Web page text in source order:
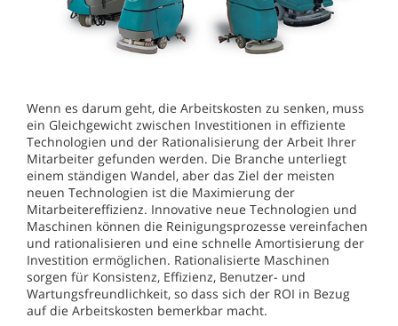
Wenn es darum geht, die Arbeitskosten zu senken, muss
ein Gleichgewicht zwischen Investitionen in effiziente
Technologien und der Rationalisierung der Arbeit Ihrer
Mitarbeiter gefunden werden. Die Branche unterliegt
einem ständigen Wandel, aber das Ziel der meisten
neuen Technologien ist die Maximierung der
Mitarbeitereffizienz. Innovative neue Technologien und
Maschinen können die Reinigungsprozesse vereinfachen
und rationalisieren und eine schnelle Amortisierung der
Investition ermöglichen. Rationalisierte Maschinen
sorgen für Konsistenz, Effizienz, Benutzer- und
Wartungsfreundlichkeit, so dass sich der ROI in Bezug
auf die Arbeitskosten bemerkbar macht.